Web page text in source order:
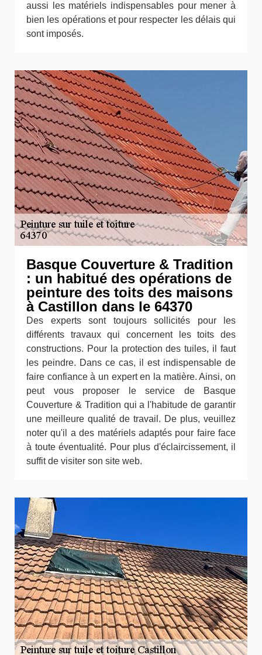
aussi les matériels indispensables pour mener à
bien les opérations et pour respecter les délais qui
sont imposés.
Basque Couverture & Tradition
: un habitué des opérations de
peinture des toits des maisons
à Castillon dans le 64370
Des experts sont toujours sollicités pour les
différents travaux qui concernent les toits des
constructions. Pour la protection des tuiles, il faut
les peindre. Dans ce cas, il est indispensable de
faire confiance à un expert en la matière. Ainsi, on
peut vous proposer le service de Basque
Couverture & Tradition qui a l'habitude de garantir
une meilleure qualité de travail. De plus, veuillez
noter qu'il a des matériels adaptés pour faire face
à toute éventualité. Pour plus d'éclaircissement, il
suffit de visiter son site web.